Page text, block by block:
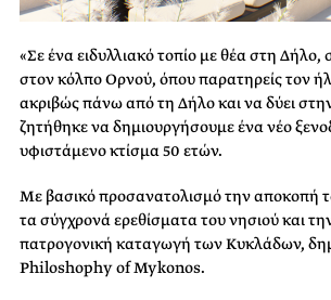
«Σε ένα ειδυλλιακό τοπίο με θέα στη Δήλο,
στον κόλπο Ορνού, όπου παρατηρείς τον
ακριβώς πάνω από τη Δήλο και να δύει
ζητήθηκε να δημιουργήσουμε ένα νέο
υφιστάμενο κτίσμα 50 ετών.
Με βασικό προσανατολισμό την αποκοπή
τα σύγχρονά ερεθίσματα του νησιού και
πατρογονική καταγωγή των Κυκλάδων,
Philoshophy of Mykonos.